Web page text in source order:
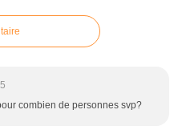
combien de personnes svp?